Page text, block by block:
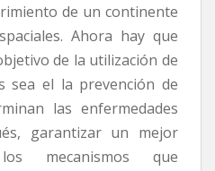
de un continente
Ahora hay que
de la utilización de
sea el la prevención de
las enfermedades
garantizar un mejor
mecanismos que